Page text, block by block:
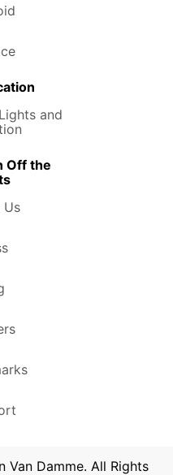
and
Off the
Us
Van Damme. All Rights